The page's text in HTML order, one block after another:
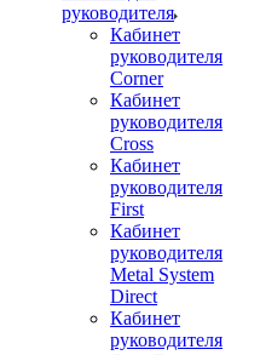
руководителя
Кабинет
руководителя
Corner
Кабинет
руководителя
Cross
Кабинет
руководителя
First
Кабинет
руководителя
Metal System
Direct
Кабинет
руководителя